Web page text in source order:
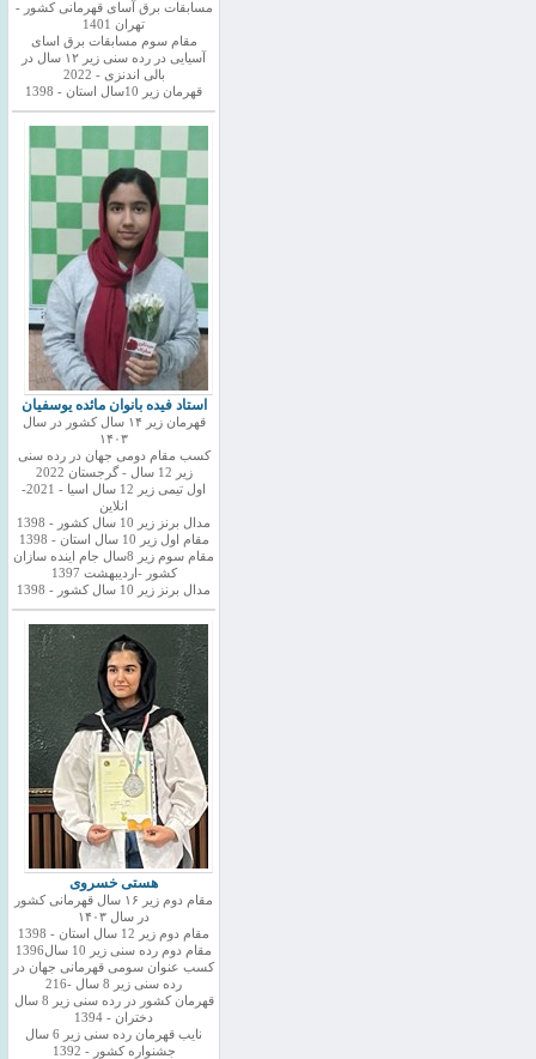
مسابقات برق آسای قهرمانی کشور -
تهران 1401
مقام سوم مسابقات برق اسای
آسیایی در رده سنی زیر ۱۲ سال در
بالی اندنزی - 2022
قهرمان زیر 10سال استان - 1398
استاد فیده بانوان مائده یوسفیان
قهرمان زیر ۱۴ سال کشور در سال
۱۴۰۳
کسب مقام دومی جهان در رده سنی
زیر 12 سال - گرجستان 2022
اول تیمی زیر 12 سال اسیا - 2021-
انلاین
مدال برنز زیر 10 سال کشور - 1398
مقام اول زیر 10 سال استان - 1398
مقام سوم زیر 8سال جام اینده سازان
کشور -اردیبهشت 1397
مدال برنز زیر 10 سال کشور - 1398
هستی خسروی
مقام دوم زیر ۱۶ سال قهرمانی کشور
در سال ۱۴۰۳
مقام دوم زیر 12 سال استان - 1398
مقام دوم رده سنی زیر 10 سال1396
کسب عنوان سومی قهرمانی جهان در
رده سنی زیر 8 سال -216
قهرمان کشور در رده سنی زیر 8 سال
دختران - 1394
نایب قهرمان رده سنی زیر 6 سال
جشنواره کشور - 1392